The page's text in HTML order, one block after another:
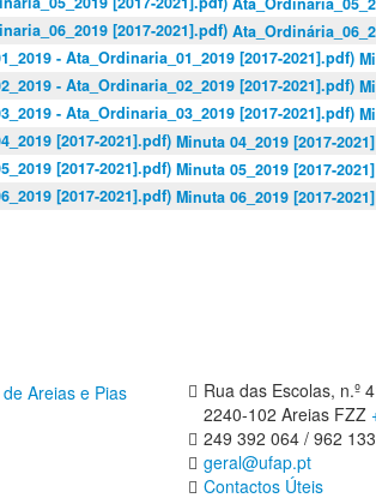
Minuta 04_2019 [2017-2021]
Minuta 05_2019 [2017-2021]
Minuta 06_2019 [2017-2021]
Areias e Pias
Rua das Escolas, n.º
2240-102 Areias FZZ
249 392 064 / 962
geral@ufap.pt
Contactos Úteis